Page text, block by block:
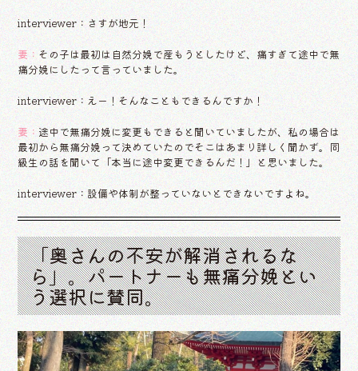
interviewer：さすが地元！
妻：その子は最初は自然分娩で産もうとしたけど、痛すぎて途中で無
痛分娩にしたって言っていました。
interviewer：えー！そんなこともできるんですか！
妻： 途中で無痛分娩に変更もできると聞いていましたが、私の場合は
最初から無痛分娩って決めていたのでそこはあまり詳しく聞かず。同
級生の話を聞いて「本当に途中変更できるんだ！」と思いました。
interviewer：設備や体制が整っていないとできないですよね。
「奥さんの不安が解消されるな
ら」。パートナーも無痛分娩とい
う選択に賛同。